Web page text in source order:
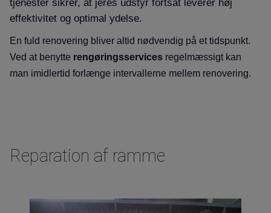
tjenester sikrer, at jeres udstyr fortsat leverer høj
effektivitet og optimal ydelse.
En fuld renovering bliver altid nødvendig på et tidspunkt.
Ved at benytte rengøringsservices regelmæssigt kan
man imidlertid forlænge intervallerne mellem renovering.
Reparation af ramme